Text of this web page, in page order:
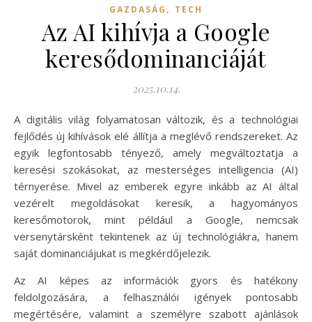
GAZDASÁG , TECH
Az AI kihívja a Google
keresődominanciáját
2025.10.14.
A digitális világ folyamatosan változik, és a technológiai
fejlődés új kihívások elé állítja a meglévő rendszereket. Az
egyik legfontosabb tényező, amely megváltoztatja a
keresési szokásokat, az mesterséges intelligencia (AI)
térnyerése. Mivel az emberek egyre inkább az AI által
vezérelt megoldásokat keresik, a hagyományos
keresőmotorok, mint például a Google, nemcsak
versenytársként tekintenek az új technológiákra, hanem
saját dominanciájukat is megkérdőjelezik.
Az AI képes az információk gyors és hatékony
feldolgozására, a felhasználói igények pontosabb
megértésére, valamint a személyre szabott ajánlások